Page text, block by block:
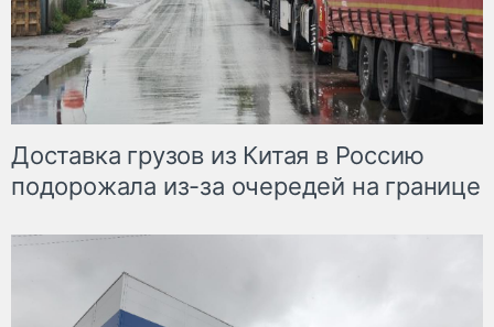
Доставка грузов из Китая в Россию
подорожала из-за очередей на границе